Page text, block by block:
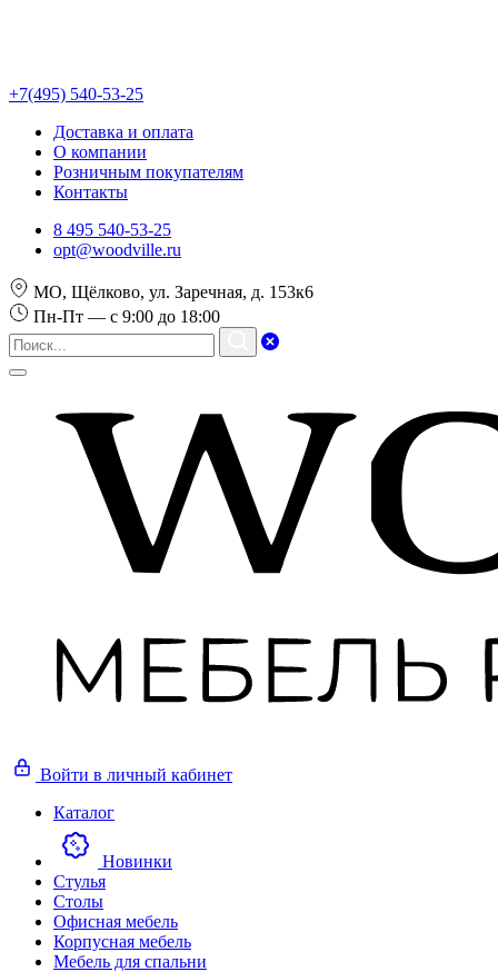
+7(495) 540-53-25
Доставка и оплата
О компании
Розничным покупателям
Контакты
8 495 540-53-25
opt@woodville.ru
МО, Щёлково, ул. Заречная, д. 153к6
Пн-Пт — с 9:00 до 18:00
Войти в личный кабинет
Каталог
Новинки
Стулья
Столы
Офисная мебель
Корпусная мебель
Мебель для спальни